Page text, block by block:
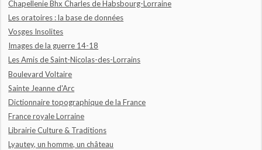
Chapellenie Bhx Charles de Habsbourg-Lorraine
Les oratoires : la base de données
Vosges Insolites
Images de la guerre 14-18
Les Amis de Saint-Nicolas-des-Lorrains
Boulevard Voltaire
Sainte Jeanne d'Arc
Dictionnaire topographique de la France
France royale Lorraine
Librairie Culture & Traditions
Lyautey, un homme, un château